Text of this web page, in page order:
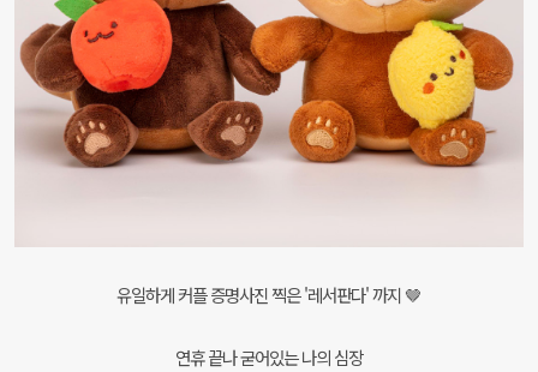
유일하게 커플 증명사진 찍은 '레서판다' 까지 🤎
연휴 끝나 굳어있는 나의 심장